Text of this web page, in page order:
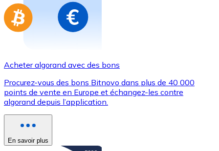
Acheter algorand avec des bons
Procurez-vous des bons Bitnovo dans plus de 40 000
points de vente en Europe et échangez-les contre
algorand depuis l’application.
En savoir plus